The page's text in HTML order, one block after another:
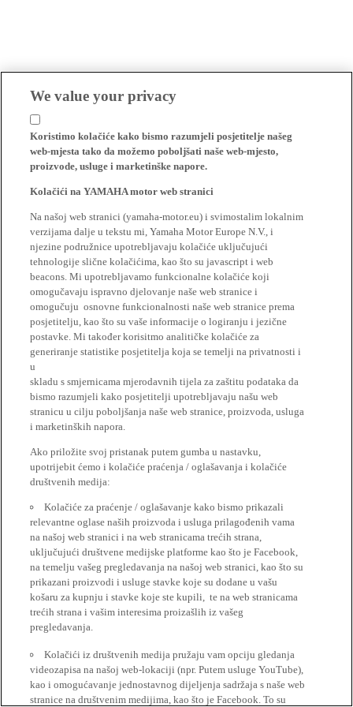
We value your privacy
Koristimo kolačiće kako bismo razumjeli posjetitelje našeg
web-mjesta tako da možemo poboljšati naše web-mjesto,
proizvode, usluge i marketinške napore.
Kolačići na YAMAHA motor web stranici
Na našoj web stranici (yamaha-motor.eu) i svimostalim lokalnim
verzijama dalje u tekstu mi, Yamaha Motor Europe N.V., i
njezine podružnice upotrebljavaju kolačiće uključujući
tehnologije slične kolačićima, kao što su javascript i web
beacons. Mi upotrebljavamo funkcionalne kolačiće koji
omogučavaju ispravno djelovanje naše web stranice i
omogučuju osnovne funkcionalnosti naše web stranice prema
posjetitelju, kao što su vaše informacije o logiranju i jezične
postavke. Mi također korisitmo analitičke kolačiće za
generiranje statistike posjetitelja koja se temelji na privatnosti i
u
skladu s smjernicama mjerodavnih tijela za zaštitu podataka da
bismo razumjeli kako posjetitelji upotrebljavaju našu web
stranicu u cilju poboljšanja naše web stranice, proizvoda, usluga
i marketinških napora.
Ako priložite svoj pristanak putem gumba u nastavku,
upotrijebit ćemo i kolačiće praćenja / oglašavanja i kolačiće
društvenih medija:
Kolačiće za praćenje / oglašavanje kako bismo prikazali
relevantne oglase naših proizvoda i usluga prilagođenih vama
na našoj web stranici i na web stranicama trećih strana,
uključujući društvene medijske platforme kao što je Facebook,
na temelju vašeg pregledavanja na našoj web stranici, kao što su
prikazani proizvodi i usluge stavke koje su dodane u vašu
košaru za kupnju i stavke koje ste kupili, te na web stranicama
trećih strana i vašim interesima proizašlih iz vašeg
pregledavanja.
Kolačići iz društvenih medija pružaju vam opciju gledanja
videozapisa na našoj web-lokaciji (npr. Putem usluge YouTube),
kao i omogućavanje jednostavnog dijeljenja sadržaja s naše web
stranice na društvenim medijima, kao što je Facebook. To su